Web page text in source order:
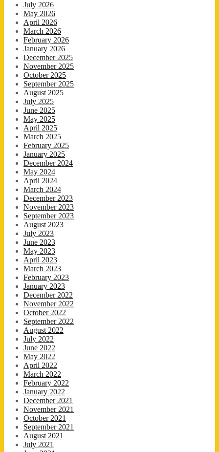
July 2026
May 2026
April 2026
March 2026
February 2026
January 2026
December 2025
November 2025
October 2025
September 2025
August 2025
July 2025
June 2025
May 2025
April 2025
March 2025
February 2025
January 2025
December 2024
May 2024
April 2024
March 2024
December 2023
November 2023
September 2023
August 2023
July 2023
June 2023
May 2023
April 2023
March 2023
February 2023
January 2023
December 2022
November 2022
October 2022
September 2022
August 2022
July 2022
June 2022
May 2022
April 2022
March 2022
February 2022
January 2022
December 2021
November 2021
October 2021
September 2021
August 2021
July 2021